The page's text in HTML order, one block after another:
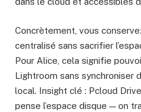
Concrètement, vous
centralisé sans sacrifier
Pour Alice, cela signifie
Lightroom sans synchroniser
local. Insight clé : Pcloud
pense l’espace disque — on